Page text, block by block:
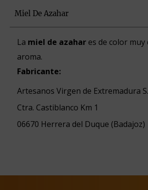
Miel De Azahar
La miel de azahar es de color muy
aroma.
Fabricante:
Artesanos Virgen de Extremadura
Ctra. Castiblanco Km 1
06670 Herrera del Duque (Badajoz)